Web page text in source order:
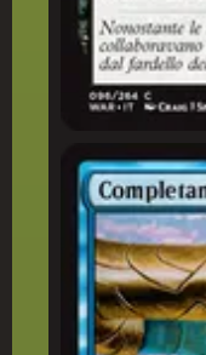
Completamente Perso